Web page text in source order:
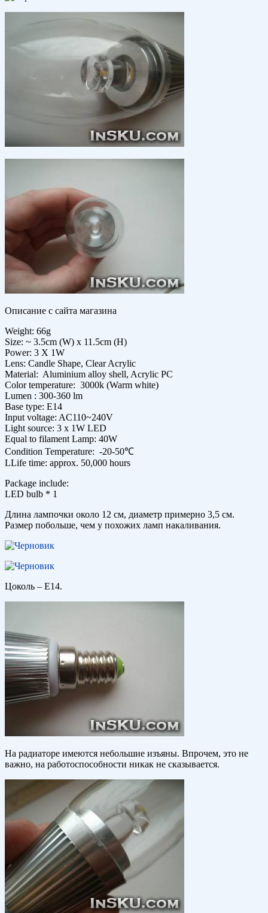
Описание с сайта магазина
Weight: 66g
Size: ~ 3.5cm (W) x 11.5cm (H)
Power: 3 X 1W
Lens: Candle Shape, Clear Acrylic
Material: Aluminium alloy shell, Acrylic PC
Color temperature: 3000k (Warm white)
Lumen : 300-360 lm
Base type: E14
Input voltage: AC110~240V
Light source: 3 x 1W LED
Equal to filament Lamp: 40W
Condition Temperature: -20-50℃
LLife time: approx. 50,000 hours
Package include:
LED bulb * 1
Длина лампочки около 12 см, диаметр примерно 3,5 см.
Размер побольше, чем у похожих ламп накаливания.
Цоколь – Е14.
На радиаторе имеются небольшие изъяны. Впрочем, это не
важно, на работоспособности никак не сказывается.